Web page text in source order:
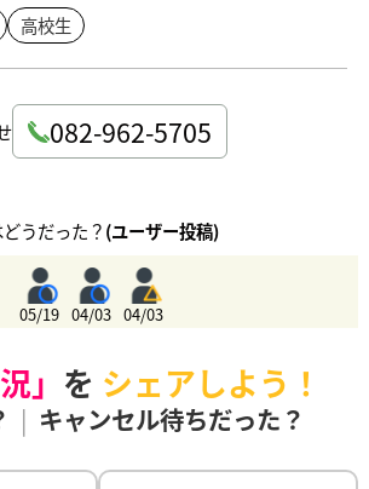
高校生
082-962-5705
うだった？(ユーザー投稿)
05/19 04/03 04/03
」 を シェアしよう！
| キャンセル待ちだった？